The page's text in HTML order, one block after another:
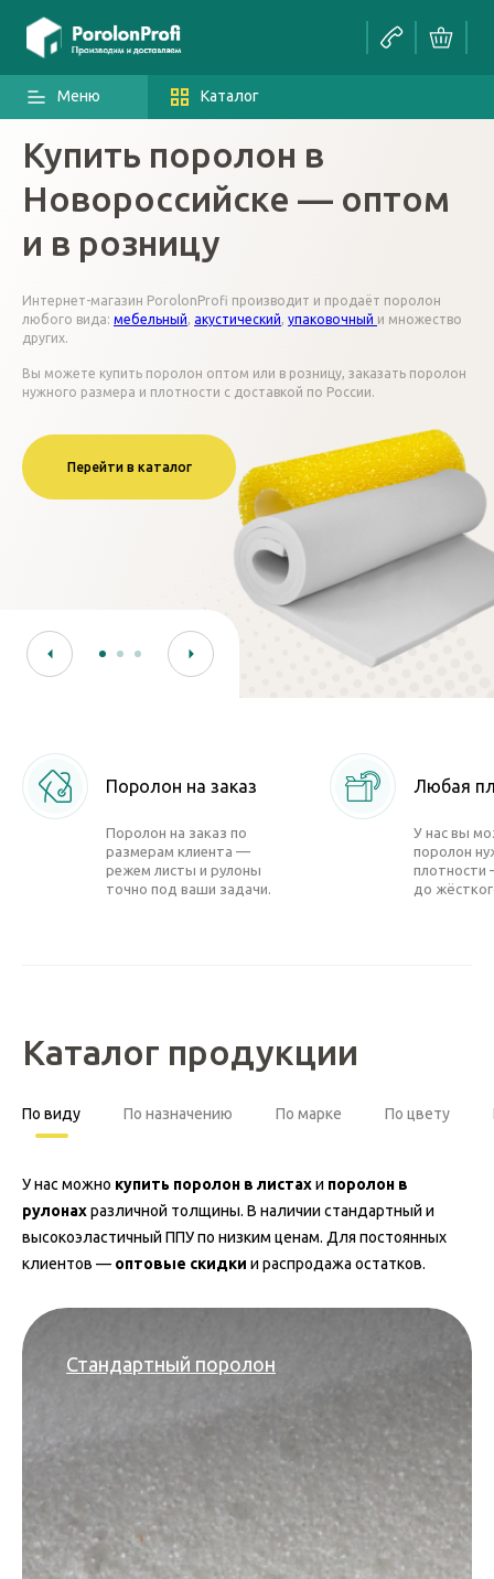
Меню Каталог
Купить поролон в
Новороссийске — оптом
и в розницу
Интернет-магазин PorolonProfi производит и продаёт поролон
любого вида: мебельный, акустический, упаковочный и множество
других.
Вы можете купить поролон оптом или в розницу, заказать поролон
нужного размера и плотности с доставкой по России.
Перейти в каталог
Поролон на заказ
Поролон на заказ по
размерам клиента —
режем листы и рулоны
точно под ваши задачи.
Любая
У нас вы
поролон
плотности
до
Каталог продукции
По виду По назначению По марке По цвету
У нас можно купить поролон в листахи поролон в
рулонахразличной толщины. В наличии стандартный и
высокоэластичный ППУ по низким ценам. Для постоянных
клиентов — оптовые скидки и распродажа остатков.
Стандартный поролон